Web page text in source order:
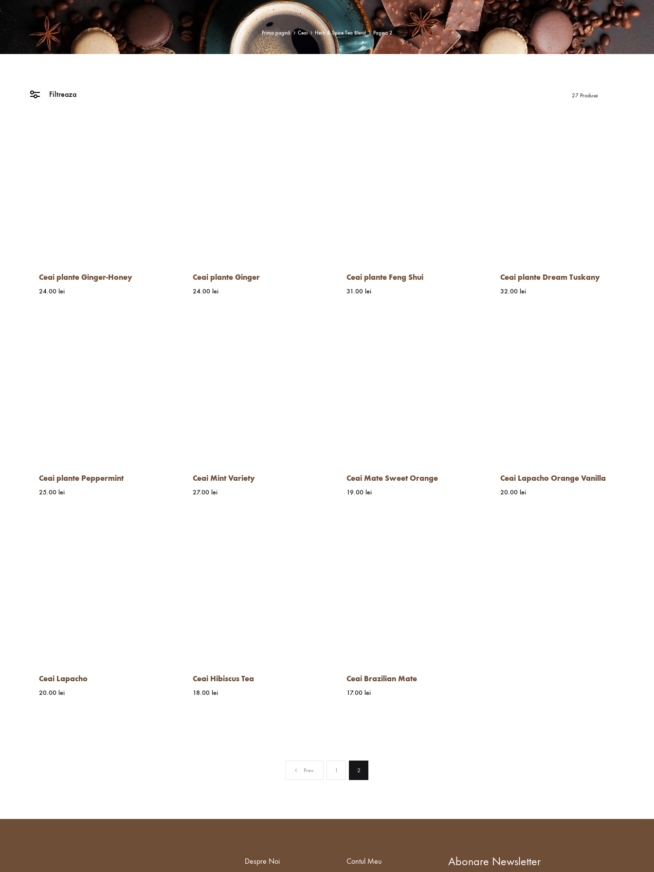
AYURVEDA CEAI DECAFEINIZAT HERB & SPICE TEA BLEND
Prima pagină Ceai Herb & Spice Tea Blend Pagina 2
Filtreaza 27 Produse
Ceai plante Ginger-Honey
24.00 lei
Ceai plante Ginger
24.00 lei
Ceai plante Feng Shui
31.00 lei
Ceai plante Dream Tuskany
32.00 lei
Ceai plante Peppermint
25.00 lei
Ceai Mint Variety
27.00 lei
Ceai Mate Sweet Orange
19.00 lei
Ceai Lapacho Orange Vanilla
20.00 lei
Ceai Lapacho
20.00 lei
Ceai Hibiscus Tea
18.00 lei
Ceai Brazilian Mate
17.00 lei
Prev 1 2
Despre Noi Contul Meu Abonare Newsletter